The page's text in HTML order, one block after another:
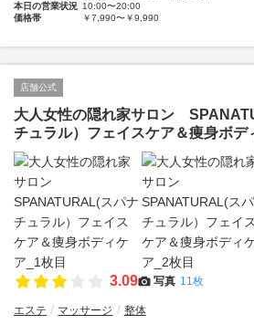
本日の営業状況 10:00〜20:00
価格帯
￥7,990〜￥9,990
店舗公式
大人女性の隠れ家サロン
チュラル）フェイスケア＆痩身ボデ
3.09 写真 11枚
エステ マッサージ 整体